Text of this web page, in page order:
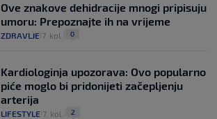
Ove znakove dehidracije mnogi pripisuju
umoru: Prepoznajte ih na vrijeme
ZDRAVLJE 7. kol. 0
Kardiologinja upozorava: Ovo popularno
piće moglo bi pridonijeti začepljenju
arterija
LIFESTYLE 7. kol. 2